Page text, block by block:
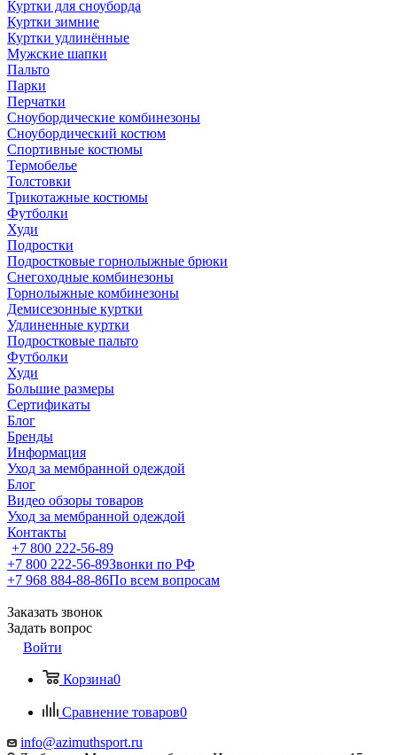
Куртки для сноуборда
Куртки зимние
Куртки удлинённые
Мужские шапки
Пальто
Парки
Перчатки
Сноубордические комбинезоны
Сноубордический костюм
Спортивные костюмы
Термобелье
Толстовки
Трикотажные костюмы
Футболки
Худи
Подростки
Подростковые горнолыжные брюки
Снегоходные комбинезоны
Горнолыжные комбинезоны
Демисезонные куртки
Удлиненные куртки
Подростковые пальто
Футболки
Худи
Большие размеры
Сертификаты
Блог
Бренды
Информация
Уход за мембранной одеждой
Блог
Видео обзоры товаров
Уход за мембранной одеждой
Контакты
+7 800 222-56-89
+7 800 222-56-89Звонки по РФ
+7 968 884-88-86По всем вопросам
Заказать звонок
Задать вопрос
Войти
Корзина0
Сравнение товаров0
info@azimuthsport.ru